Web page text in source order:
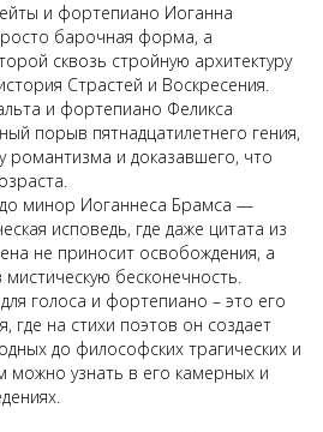
и фортепиано Иоганна
барочная форма, а
сквозь стройную архитектуру
Страстей и Воскресения.
и фортепиано Феликса
порыв пятнадцатилетнего гения,
романтизма и доказавшего, что
минор Иоганнеса Брамса —
исповедь, где даже цитата из
не приносит освобождения, а
бесконечность.
голоса и фортепиано – это его
где на стихи поэтов он создает
до философских трагических и
можно узнать в его камерных и